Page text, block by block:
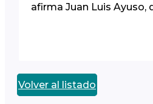
afirma Juan Luis Ayuso,
Volver al listado